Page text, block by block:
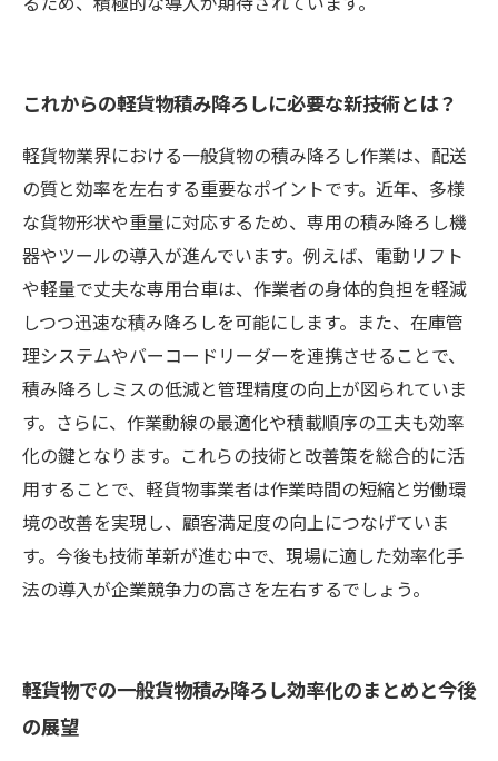
これからの軽貨物積み降ろしに必要な新技術とは？
軽貨物業界における一般貨物の積み降ろし作業は、配送
の質と効率を左右する重要なポイントです。近年、多様
な貨物形状や重量に対応するため、専用の積み降ろし機
器やツールの導入が進んでいます。例えば、電動リフト
や軽量で丈夫な専用台車は、作業者の身体的負担を軽減
しつつ迅速な積み降ろしを可能にします。また、在庫管
理システムやバーコードリーダーを連携させることで、
積み降ろしミスの低減と管理精度の向上が図られていま
す。さらに、作業動線の最適化や積載順序の工夫も効率
化の鍵となります。これらの技術と改善策を総合的に活
用することで、軽貨物事業者は作業時間の短縮と労働環
境の改善を実現し、顧客満足度の向上につなげていま
す。今後も技術革新が進む中で、現場に適した効率化手
法の導入が企業競争力の高さを左右するでしょう。
軽貨物での一般貨物積み降ろし効率化のまとめと今後
の展望